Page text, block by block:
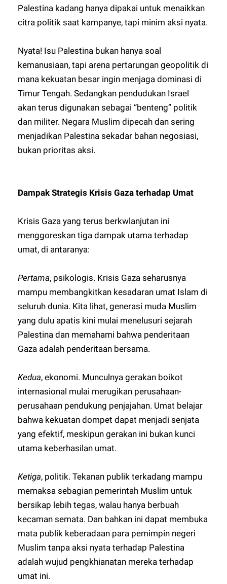
Palestina kadang hanya dipakai untuk menaikkan
citra politik saat kampanye, tapi minim aksi nyata.
Nyata! Isu Palestina bukan hanya soal
kemanusiaan, tapi arena pertarungan geopolitik di
mana kekuatan besar ingin menjaga dominasi di
Timur Tengah. Sedangkan pendudukan Israel
akan terus digunakan sebagai “benteng” politik
dan militer. Negara Muslim dipecah dan sering
menjadikan Palestina sekadar bahan negosiasi,
bukan prioritas aksi.
Dampak Strategis Krisis Gaza terhadap Umat
Krisis Gaza yang terus berkwlanjutan ini
menggoreskan tiga dampak utama terhadap
umat, di antaranya:
Pertama, psikologis. Krisis Gaza seharusnya
mampu membangkitkan kesadaran umat Islam di
seluruh dunia. Kita lihat, generasi muda Muslim
yang dulu apatis kini mulai menelusuri sejarah
Palestina dan memahami bahwa penderitaan
Gaza adalah penderitaan bersama.
Kedua, ekonomi. Munculnya gerakan boikot
internasional mulai merugikan perusahaan-
perusahaan pendukung penjajahan. Umat belajar
bahwa kekuatan dompet dapat menjadi senjata
yang efektif, meskipun gerakan ini bukan kunci
utama keberhasilan umat.
Ketiga, politik. Tekanan publik terkadang mampu
memaksa sebagian pemerintah Muslim untuk
bersikap lebih tegas, walau hanya berbuah
kecaman semata. Dan bahkan ini dapat membuka
mata publik keberadaan para pemimpin negeri
Muslim tanpa aksi nyata terhadap Palestina
adalah wujud pengkhianatan mereka terhadap
umat ini.